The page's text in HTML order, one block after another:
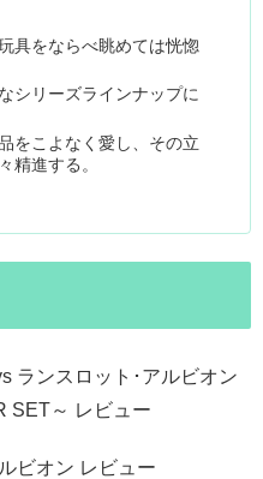
具をならべ眺めては恍惚
シリーズラインナップに
をこよなく愛し、その立
精進する。
ランスロット･アルビオン
SET～ レビュー
ビオン レビュー